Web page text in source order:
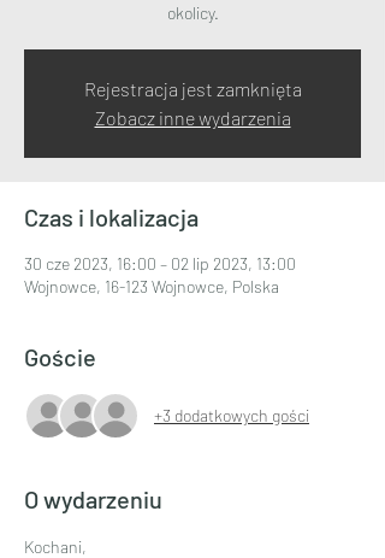
okolicy.
Rejestracja jest zamknięta
Zobacz inne wydarzenia
Czas i lokalizacja
30 cze 2023, 16:00 – 02 lip 2023, 13:00
Wojnowce, 16-123 Wojnowce, Polska
Goście
+3 dodatkowych gości
O wydarzeniu
Kochani,